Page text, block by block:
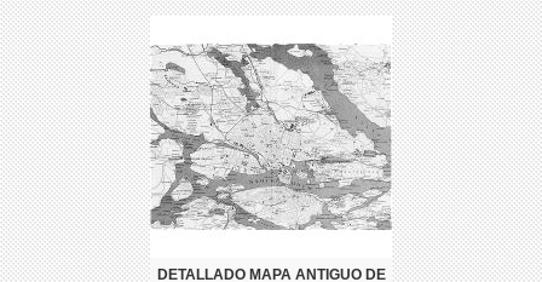
DETALLADO MAPA ANTIGUO DE